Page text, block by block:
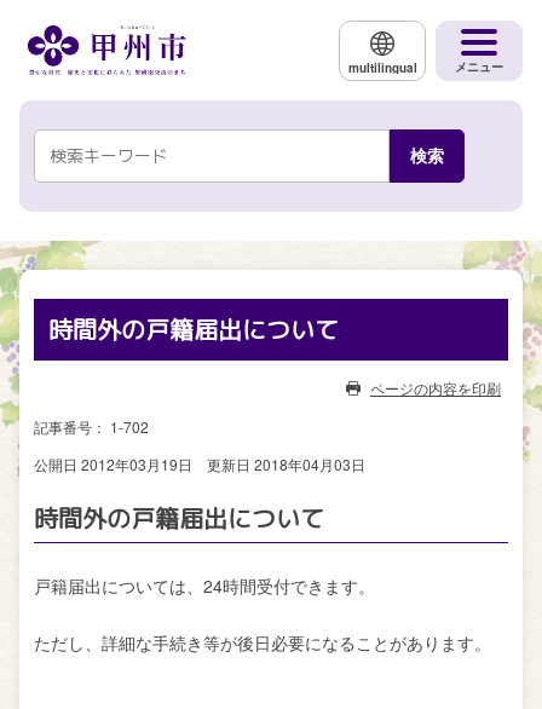
multilingual メニュー
時間外の戸籍届出について
ページの内容を印刷
記事番号： 1-702
公開日 2012年03月19日
更新日 2018年04月03日
時間外の戸籍届出について
戸籍届出については、24時間受付できます。
ただし、詳細な手続き等が後日必要になることがあります。